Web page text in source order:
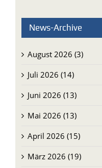
News-Archive
August 2026 (3)
Juli 2026 (14)
Juni 2026 (13)
Mai 2026 (13)
April 2026 (15)
März 2026 (19)